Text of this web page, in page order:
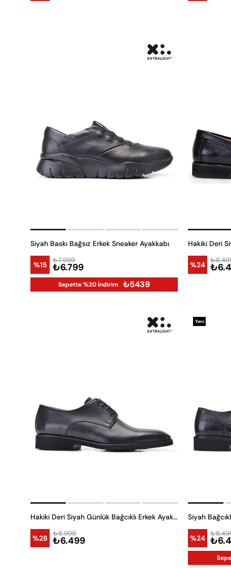
Siyah Baskı Bağsız Erkek Sneaker Ayakkabı
%15 ₺6.799
₺7.999
Sepette %20 İndirim ₺5439
%24
Hakiki Deri Siyah Günlük Bağcıklı Erkek Ayakkabı -11923-
%28 ₺6.499
₺8.999
Siyah
%24
Yeni